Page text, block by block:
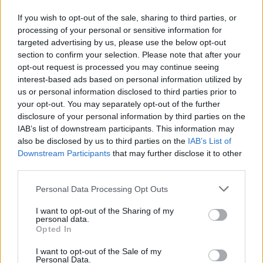
If you wish to opt-out of the sale, sharing to third parties, or
processing of your personal or sensitive information for
targeted advertising by us, please use the below opt-out
section to confirm your selection. Please note that after your
opt-out request is processed you may continue seeing
interest-based ads based on personal information utilized by
us or personal information disclosed to third parties prior to
your opt-out. You may separately opt-out of the further
disclosure of your personal information by third parties on the
IAB’s list of downstream participants. This information may
also be disclosed by us to third parties on the IAB’s List of
Downstream Participants that may further disclose it to other
Personal Data Processing Opt Outs
I want to opt-out of the Sharing of my
personal data.
Opted In
I want to opt-out of the Sale of my
Personal Data.
Biblia – księga będąca
źródłem prawd
moralnych